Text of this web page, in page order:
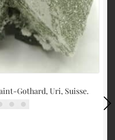
Gothard, Uri, Suisse.